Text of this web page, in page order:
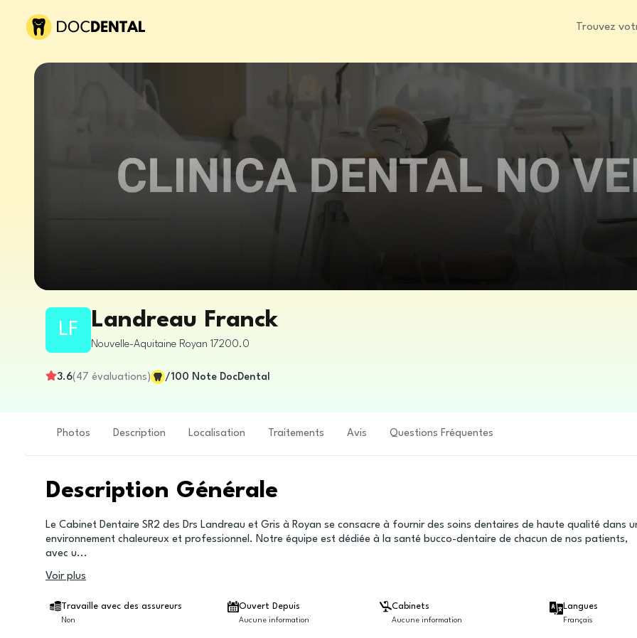
Trouvez
LF Landreau Franck
Nouvelle-Aquitaine Royan 17200.0
3.6( 47 évaluations) /100 Note DocDental
Photos Description Localisation Traitements Avis Questions Fréquentes
Description Générale
Le Cabinet Dentaire SR2 des Drs Landreau et Gris à Royan se consacre à fournir des soins dentaires de haute qualité dans
environnement chaleureux et professionnel. Notre équipe est dédiée à la santé bucco-dentaire de chacun de nos patients,
avec u...
Voir plus
Travaille avec des assureurs
Non
Ouvert Depuis
Aucune information
Cabinets
Aucune information
Langues
Français